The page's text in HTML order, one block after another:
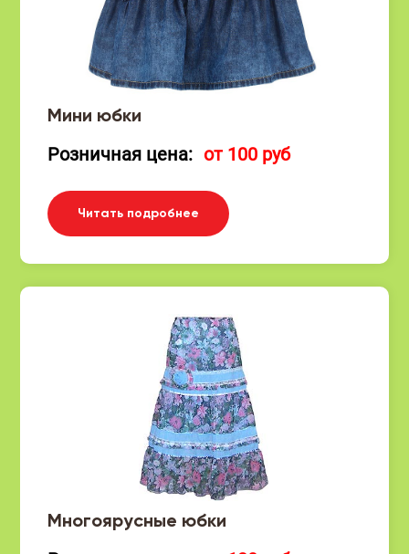
Мини юбки
Розничная цена: от 100 руб
Читать подробнее
Многоярусные юбки